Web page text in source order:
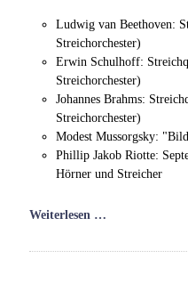
Ludwig van Beethoven:
Streichorchester)
Erwin Schulhoff:
Streichorchester)
Johannes Brahms:
Streichorchester)
Modest Mussorgsky:
Phillip Jakob Riotte:
Hörner und Streicher
Weiterlesen …